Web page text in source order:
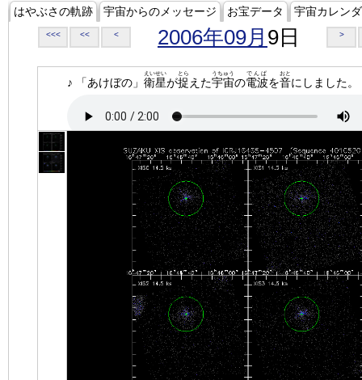
はやぶさの軌跡 宇宙からのメッセージ お宝データ 宇宙カレン
<<< << < 2006年09月 9日 >
♪ 「あけぼの」 衛星
えいせい
が捉
とら
えた宇宙
うちゅう
の電波
でんぱ
を音
おと
にしました。